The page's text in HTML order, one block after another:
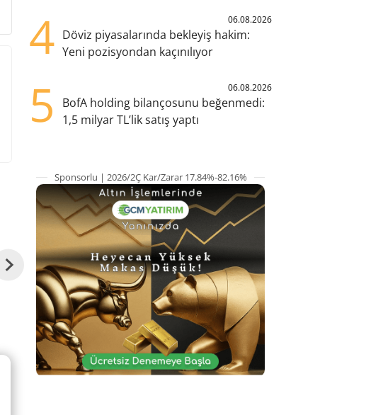
4 06.08.2026
Döviz piyasalarında bekleyiş hakim:
Yeni pozisyondan kaçınılıyor
5 06.08.2026
BofA holding bilançosunu beğenmedi:
1,5 milyar TL’lik satış yaptı
Sponsorlu | 2026/2Ç Kar/Zarar 17.84%-82.16%